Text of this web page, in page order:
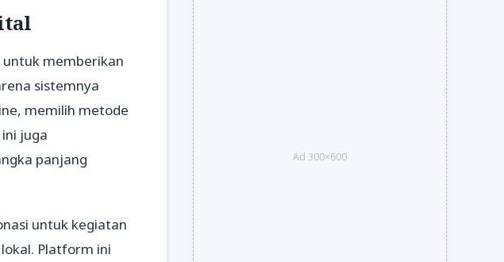
untuk memberikan
sistemnya
memilih metode
juga
panjang
untuk kegiatan
Platform ini
Ad 300×600